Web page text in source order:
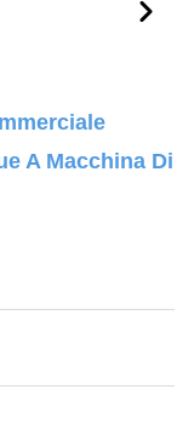
A Macchina Di